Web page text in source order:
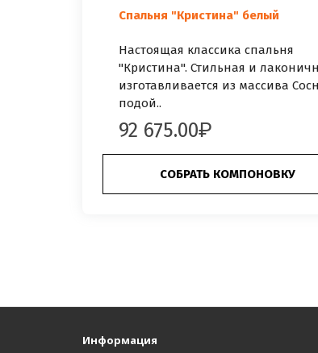
Спальня "Кристина" белый
Настоящая классика спальня
"Кристина". Стильная и
изготавливается из массива
подой..
92 675.00
СОБРАТЬ КОМПОНОВКУ
Информация